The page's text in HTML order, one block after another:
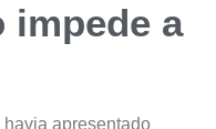
a
havia apresentado